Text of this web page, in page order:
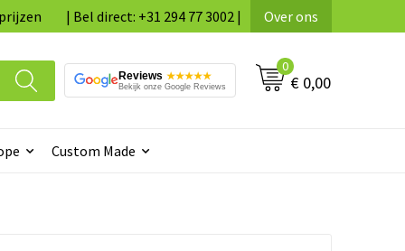
| Bel direct: +31 294 77 3002 | Over ons
Reviews ★★★★★
Bekijk onze Google Reviews
0
€ 0,00
Custom Made